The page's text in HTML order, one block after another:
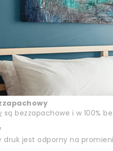
są bezzapachowe i w 100%
druk jest odporny na